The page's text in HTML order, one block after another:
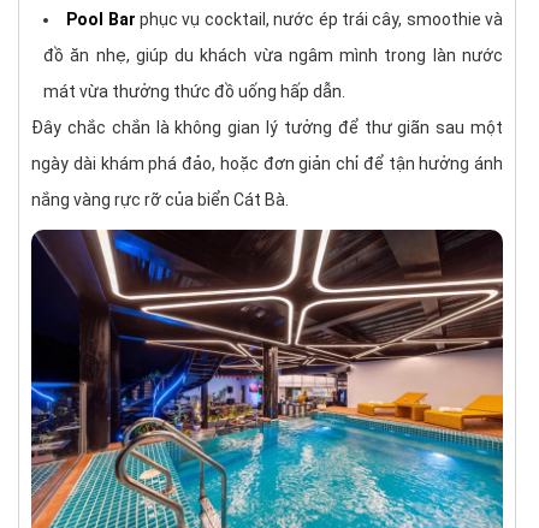
Pool Bar phục vụ cocktail, nước ép trái cây, smoothie và
đồ ăn nhẹ, giúp du khách vừa ngâm mình trong làn nước
mát vừa thưởng thức đồ uống hấp dẫn.
Đây chắc chắn là không gian lý tưởng để thư giãn sau một
ngày dài khám phá đảo, hoặc đơn giản chỉ để tận hưởng ánh
nắng vàng rực rỡ của biển Cát Bà.